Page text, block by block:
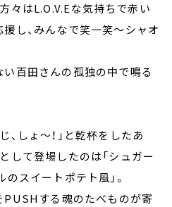
々はL.O.V.Eな気持ちで赤い
し、みんなで笑一笑～シャオ
百田さんの孤独の中で鳴る
しょ～！」と乾杯をしたあ
して登場したのは「シュガー
スイートポテト風」。
PUSHする魂のたべものが寄